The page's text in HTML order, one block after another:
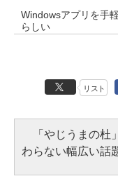
Windowsアプリを手
らしい
リスト
「やじうまの杜
わらない幅広い話